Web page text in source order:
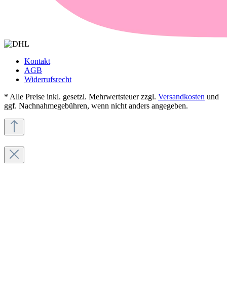
Kontakt
AGB
Widerrufsrecht
* Alle Preise inkl. gesetzl. Mehrwertsteuer zzgl. Versandkosten und
ggf. Nachnahmegebühren, wenn nicht anders angegeben.